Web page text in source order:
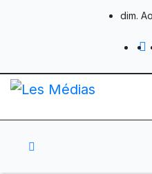
dim.